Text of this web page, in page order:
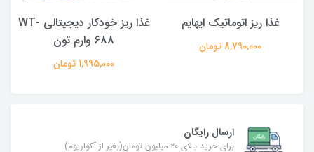
غذا ریز اتوماتیک ایهایم
8,790,000 تومان
غذا ریز خودکار دیجیتالی WT-
688 وارم تون
1,995,000 تومان
ارسال رایگان
برای خرید بالای ۲۰ میلیون تومان(بغیر از آکواریوم)